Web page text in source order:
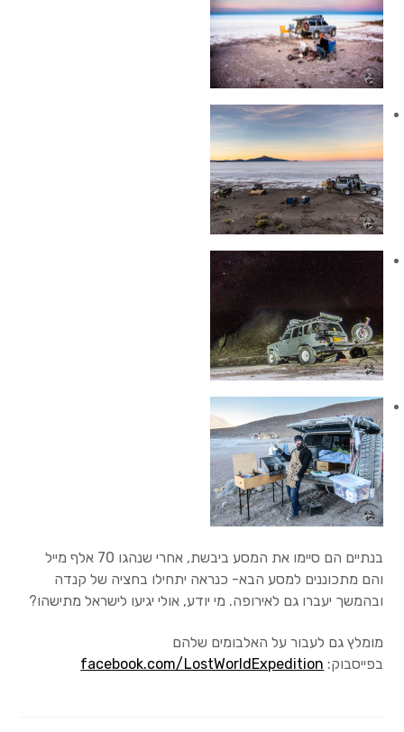
בנתיים הם סיימו את המסע ביבשת, אחרי שנהגו 70 אלף מייל
והם מתכוננים למסע הבא- כנראה יתחילו בחציה של קנדה
ובהמשך יעברו גם לאירופה. מי יודע, אולי יגיעו לישראל מתישהו?
מומלץ גם לעבור על האלבומים שלהם
בפייסבוק: facebook.com/LostWorldExpedition